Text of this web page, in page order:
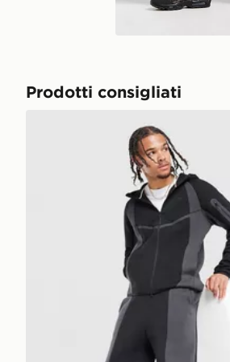
Prodotti consigliati